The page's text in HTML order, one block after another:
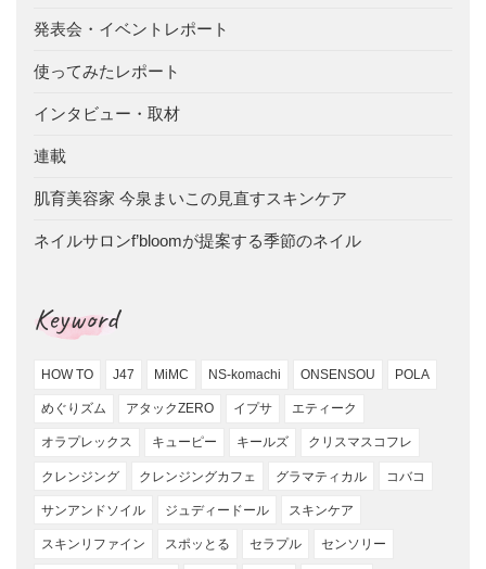
発表会・イベントレポート
使ってみたレポート
インタビュー・取材
連載
肌育美容家 今泉まいこの見直すスキンケア
ネイルサロンf’bloomが提案する季節のネイル
Keyword
HOW TO J47 MiMC NS-komachi ONSENSOU POLA
めぐりズム アタックZERO イプサ エティーク
オラプレックス キューピー キールズ クリスマスコフレ
クレンジング クレンジングカフェ グラマティカル コバコ
サンアンドソイル ジュディードール スキンケア
スキンリファイン スポッとる セラプル センソリー